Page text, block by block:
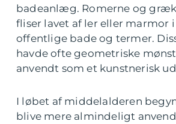
badeanlæg. Romerne og
fliser lavet af ler eller marmor
offentlige bade og termer.
havde ofte geometriske
anvendt som et kunstnerisk
I løbet af middelalderen
blive mere almindeligt